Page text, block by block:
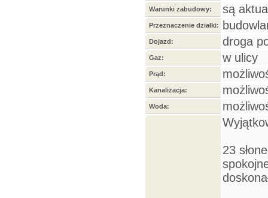
Warunki zabudowy: są
Przeznaczenie działki:
Dojazd: droga
Gaz: w ulicy
Prąd:
Kanalizacja:
Woda:
23